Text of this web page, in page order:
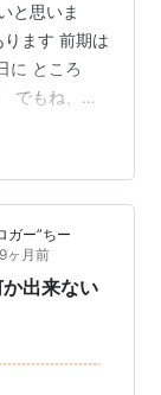
と思いま
ります 前期は
に ところ
でもね、マ
まさかの“統
”がありま
だけ非常勤講
す。 電車で
度は、 前
ガー”ちー
9ヶ月前
出来ない